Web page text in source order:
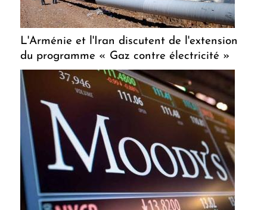
L'Arménie et l'Iran discutent de l'extension
du programme « Gaz contre électricité »